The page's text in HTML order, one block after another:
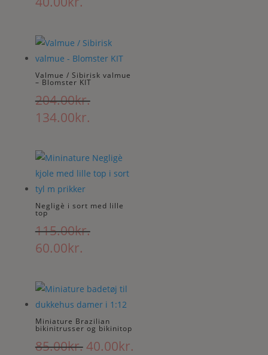
pris
var:
115.00kr..
er:
40.00kr..
Valmue / Sibirisk valmue
– Blomster KIT
204.00kr.
Den
pris
var:
204.00kr..
134.00kr.
er:
134.00kr..
Negligè i sort med lille
top
115.00kr.
Den
pris
var:
115.00kr..
60.00kr.
er:
60.00kr..
Miniature Brazilian
bikinitrusser og bikinitop
85.00kr.Den
40.00kr.